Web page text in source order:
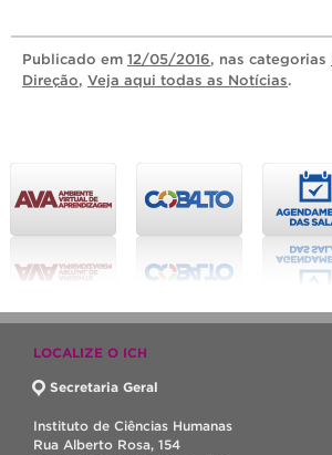
Publicado em 12/05/2016, nas categorias
Direção, Veja aqui todas as Notícias.
LOCALIZE O ICH
Secretaria Geral
Instituto de Ciências Humanas
Rua Alberto Rosa, 154